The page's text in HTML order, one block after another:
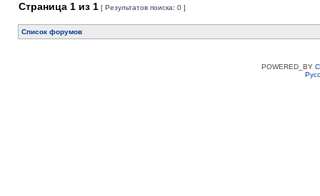
Страница 1 из 1 [ Результатов поиска: 0 ]
Список форумов
POWERED_BY